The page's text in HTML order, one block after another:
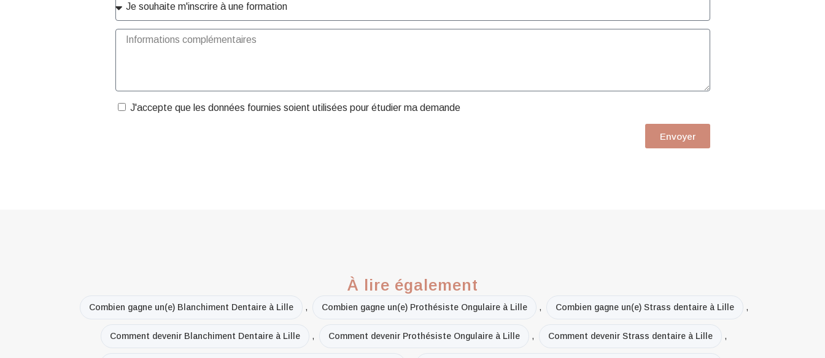
J'accepte que les données fournies soient utilisées pour étudier ma demande
Envoyer
À lire également
Combien gagne un(e) Blanchiment Dentaire à Lille , Combien gagne un(e) Prothésiste Ongulaire à Lille , Combien gagne un(e) Strass dentaire à Lille ,
Comment devenir Blanchiment Dentaire à Lille , Comment devenir Prothésiste Ongulaire à Lille , Comment devenir Strass dentaire à Lille ,